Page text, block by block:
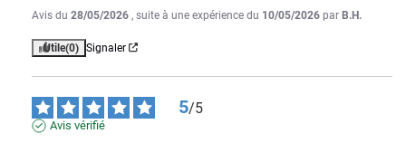
Avis du 28/05/2026 , suite à une expérience du 10/05/2026 par B.H.
Utile(0) Signaler
5/5
Avis vérifié